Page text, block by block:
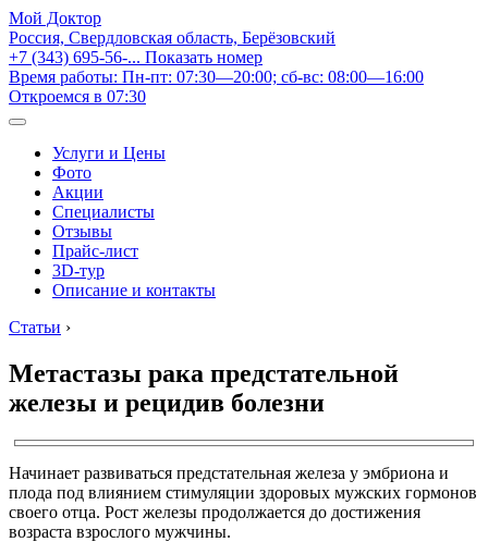
Мой Доктор
Россия, Свердловская область, Берёзовский
+7 (343) 695-56-... Показать номер
Время работы: Пн-пт: 07:30—20:00; сб-вс: 08:00—16:00
Откроемся в 07:30
Услуги и Цены
Фото
Акции
Специалисты
Отзывы
Прайс-лист
3D-тур
Описание и контакты
Статьи ›
Метастазы рака предстательной
железы и рецидив болезни
Начинает развиваться предстательная железа у эмбриона и
плода под влиянием стимуляции здоровых мужских гормонов
своего отца. Рост железы продолжается до достижения
возраста взрослого мужчины.